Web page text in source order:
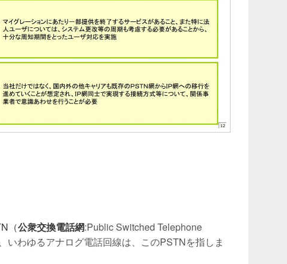
（公衆交換電話網:Public Switched Telephone
いわゆるアナログ電話回線は、このPSTNを指しま